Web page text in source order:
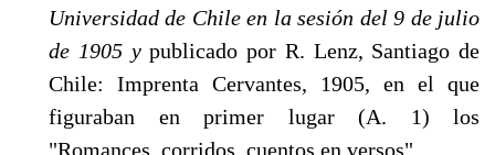
Universidad de Chile en la sesión del 9 de julio
de 1905 ypublicado por R. Lenz, Santiago de
Chile: Impren­ta Cervantes, 1905, en el que
figuraban en primer lugar (A. 1) los
"Romances, corridos, cuentos en versos".